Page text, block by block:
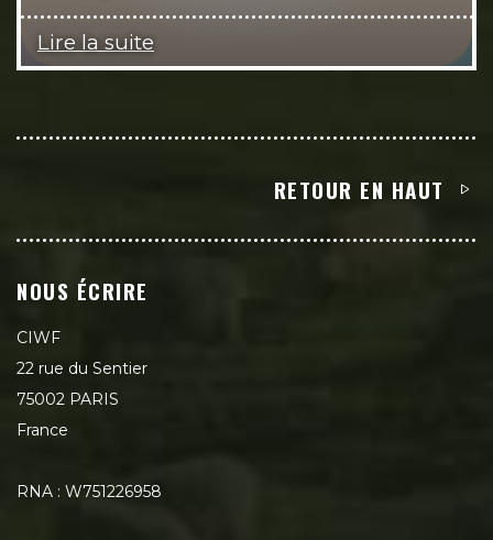
Lire la suite
RETOUR EN HAUT
NOUS ÉCRIRE
CIWF
22 rue du Sentier
75002 PARIS
France
RNA : W751226958